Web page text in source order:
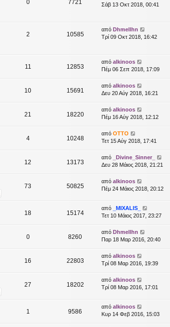
0 7721
Σάβ 13 Οκτ 2018, 00:41
2 10585
από Dhmellhn
Τρί 09 Οκτ 2018, 16:42
11 12853
από alkinoos
Πέμ 06 Σεπ 2018, 17:09
10 15691
από alkinoos
Δευ 20 Αύγ 2018, 16:21
21 18220
από alkinoos
Πέμ 16 Αύγ 2018, 12:12
4 10248
από OTTO
Τετ 15 Αύγ 2018, 17:41
12 13173
από
_Divine_Sinner_
Δευ 28 Μάιος 2018, 21:21
73 50825
από alkinoos
Πέμ 24 Μάιος 2018, 20:12
18 15174
από
_MIXALIS_
Τετ 10 Μάιος 2017, 23:27
0 8260
από Dhmellhn
Παρ 18 Μαρ 2016, 20:40
16 22803
από alkinoos
Τρί 08 Μαρ 2016, 19:39
27 18202
από alkinoos
Τρί 08 Μαρ 2016, 17:01
1 9586
από alkinoos
Κυρ 14 Φεβ 2016, 15:03